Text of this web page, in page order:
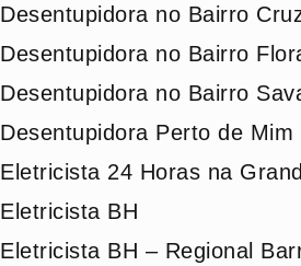
Desentupidora no Bairro
Desentupidora no Bairro
Desentupidora no Bairro
Desentupidora Perto de Mim
Eletricista 24 Horas na
Eletricista BH
Eletricista BH – Regional